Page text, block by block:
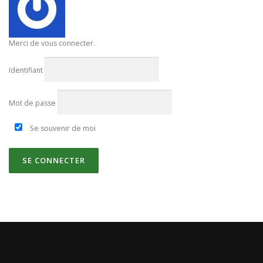
Merci de vous connecter.
Identifiant
Mot de passe
Se souvenir de moi